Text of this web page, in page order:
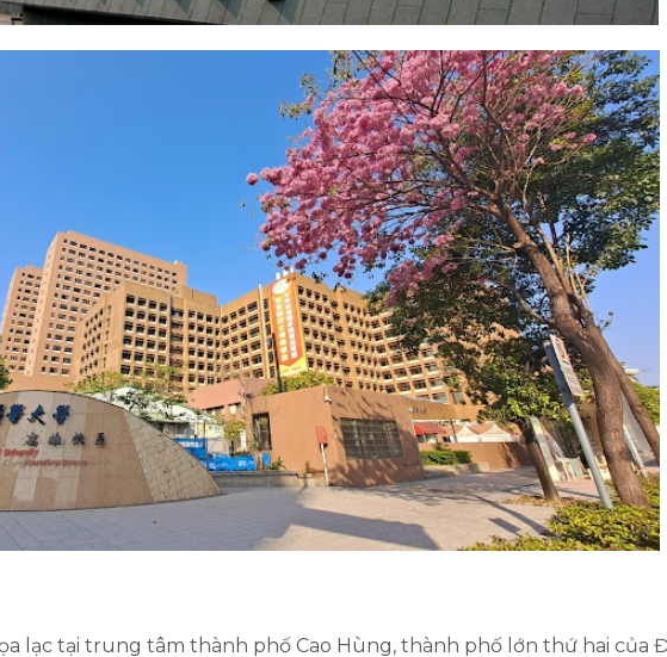
lạc tại trung tâm thành phố Cao Hùng, thành phố lớn thứ hai của